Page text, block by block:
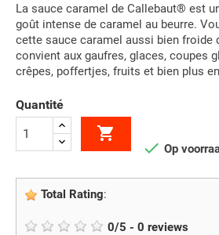
La sauce caramel de Callebaut® est
goût intense de caramel au beurre.
cette sauce caramel aussi bien froide
convient aux gaufres, glaces, coupes
crêpes, poffertjes, fruits et bien plus
Quantité

 Op
Total Rating:
0/5 - 0 reviews